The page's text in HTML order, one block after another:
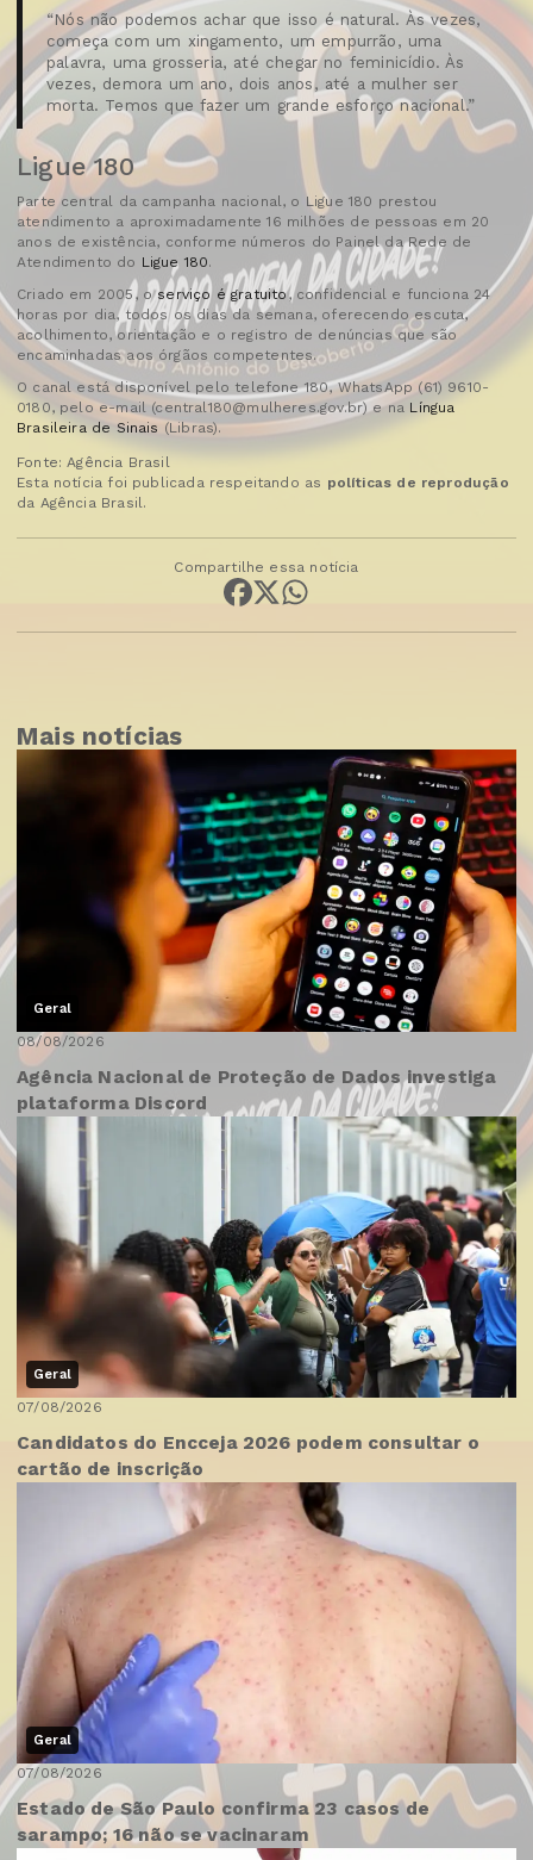
“Nós não podemos achar que isso é natural. Às vezes,
começa com um xingamento, um empurrão, uma
palavra, uma grosseria, até chegar no feminicídio. Às
vezes, demora um ano, dois anos, até a mulher ser
morta. Temos que fazer um grande esforço nacional.”
Ligue 180
Parte central da campanha nacional, o Ligue 180 prestou
atendimento a aproximadamente 16 milhões de pessoas em 20
anos de existência, conforme números do Painel da Rede de
Atendimento do Ligue 180.
Criado em 2005, oserviço é gratuito, confidencial e funciona 24
horas por dia, todos os dias da semana, oferecendo escuta,
acolhimento, orientação e o registro de denúncias que são
encaminhadas aos órgãos competentes.
O canal está disponível pelo telefone 180, WhatsApp (61) 9610-
0180, pelo e-mail (central180@mulheres.gov.br) e na Língua
Brasileira de Sinais (Libras).
Fonte: Agência Brasil
Esta notícia foi publicada respeitando as políticas de reprodução
da Agência Brasil.
Compartilhe essa notícia
Mais notícias
Geral
08/08/2026
Agência Nacional de Proteção de Dados investiga
plataforma Discord
Geral
07/08/2026
Candidatos do Encceja 2026 podem consultar o
cartão de inscrição
Geral
07/08/2026
Estado de São Paulo confirma 23 casos de
sarampo; 16 não se vacinaram